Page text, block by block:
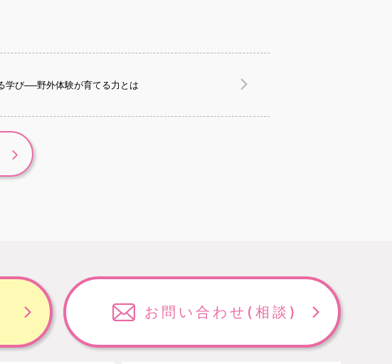
学び──野外体験が育てる力とは
お問い合わせ (相談)